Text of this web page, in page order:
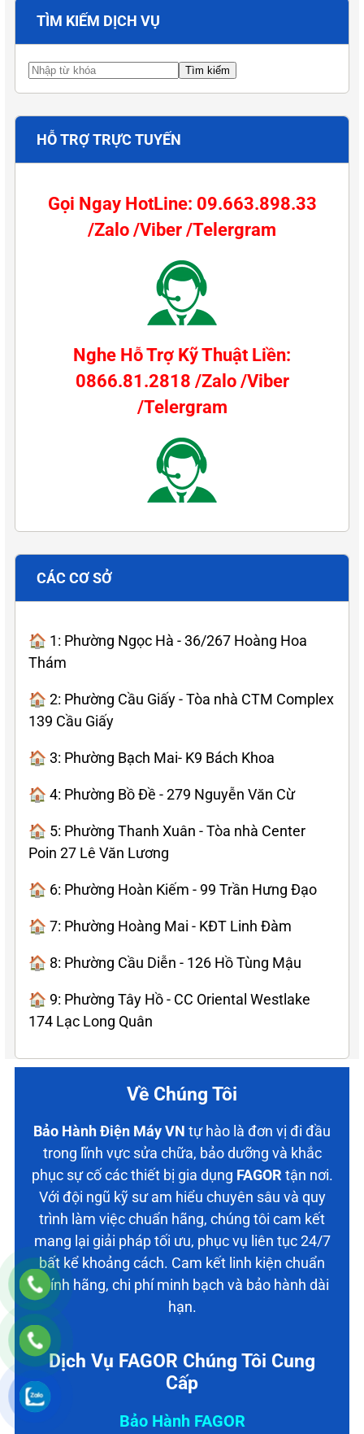
TÌM KIẾM DỊCH VỤ
HỖ TRỢ TRỰC TUYẾN
Gọi Ngay HotLine: 09.663.898.33
/Zalo /Viber /Telergram
Nghe Hỗ Trợ Kỹ Thuật Liền:
0866.81.2818 /Zalo /Viber
/Telergram
CÁC CƠ SỞ
🏠 1: Phường Ngọc Hà - 36/267 Hoàng Hoa
Thám
🏠 2: Phường Cầu Giấy - Tòa nhà CTM Complex
139 Cầu Giấy
🏠 3: Phường Bạch Mai- K9 Bách Khoa
🏠 4: Phường Bồ Đề - 279 Nguyễn Văn Cừ
🏠 5: Phường Thanh Xuân - Tòa nhà Center
Poin 27 Lê Văn Lương
🏠 6: Phường Hoàn Kiếm - 99 Trần Hưng Đạo
🏠 7: Phường Hoàng Mai - KĐT Linh Đàm
🏠 8: Phường Cầu Diễn - 126 Hồ Tùng Mậu
🏠 9: Phường Tây Hồ - CC Oriental Westlake
174 Lạc Long Quân
Về Chúng Tôi
Bảo Hành Điện Máy VN tự hào là đơn vị đi đầu
trong lĩnh vực sửa chữa, bảo dưỡng và khắc
phục sự cố các thiết bị gia dụng FAGOR tận nơi.
Với đội ngũ kỹ sư am hiểu chuyên sâu và quy
trình làm việc chuẩn hãng, chúng tôi cam kết
mang lại giải pháp tối ưu, phục vụ liên tục 24/7
bất kể khoảng cách. Cam kết linh kiện chuẩn
chính hãng, chi phí minh bạch và bảo hành dài
hạn.
Dịch Vụ FAGOR Chúng Tôi Cung
Cấp
Bảo Hành FAGOR